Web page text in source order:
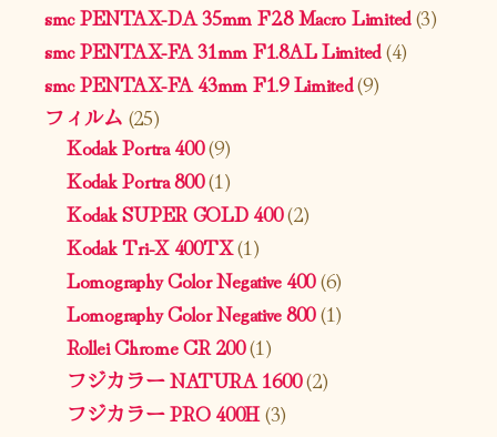
smc PENTAX-DA 35mm F2.8 Macro Limited(3)
smc PENTAX-FA 31mm F1.8AL Limited(4)
smc PENTAX-FA 43mm F1.9 Limited(9)
フィルム (25)
Kodak Portra 400(9)
Kodak Portra 800(1)
Kodak SUPER GOLD 400(2)
Kodak Tri-X 400TX(1)
Lomography Color Negative 400(6)
Lomography Color Negative 800(1)
Rollei Chrome CR 200(1)
フジカラー NATURA 1600(2)
フジカラー PRO 400H(3)